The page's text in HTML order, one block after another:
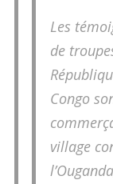
Les
de
Congo
village